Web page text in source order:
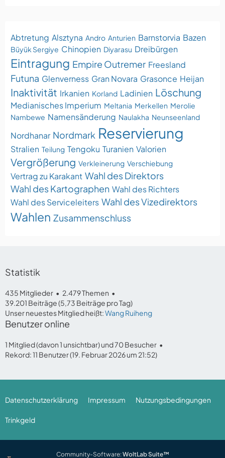
Abtretung Alsztyna Andro Anturien Barnstorvia Bazen
Büyük Sergiye Chinopien Diyarasu Dreibürgen
Eintragung Empire Outremer Freesland
Futuna Glenverness Gran Novara Grasonce Heijan
Inaktivität Irkanien Korland Ladinien Löschung
Medianisches Imperium Meltania Merkellen Merolie
Nambewe Namensänderung Naulakha Neunseenland
Nordhanar Nordmark Reservierung
Stralien Teilung Tengoku Turanien Valorien
Vergrößerung Verkleinerung Verschiebung
Vertrag zu Karakant Wahl des Direktors
Wahl des Kartographen Wahl des Richters
Wahl des Serviceleiters Wahl des Vizedirektors
Wahlen Zusammenschluss
Statistik
435 Mitglieder
2.479 Themen
39.201 Beiträge (5,73 Beiträge pro Tag)
Unser neuestes Mitglied heißt:Wang Ruiheng
Benutzer online
1 Mitglied (davon 1 unsichtbar) und 70 Besucher
Rekord: 11 Benutzer (19. Februar 2026 um 21:52)
Datenschutzerklärung Impressum Nutzungsbedingungen
Trinkgeld
Community-Software:WoltLab Suite™